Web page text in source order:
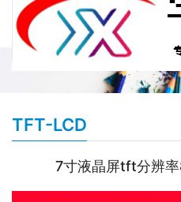
TFT-LCD
7寸液晶屏tft分辨